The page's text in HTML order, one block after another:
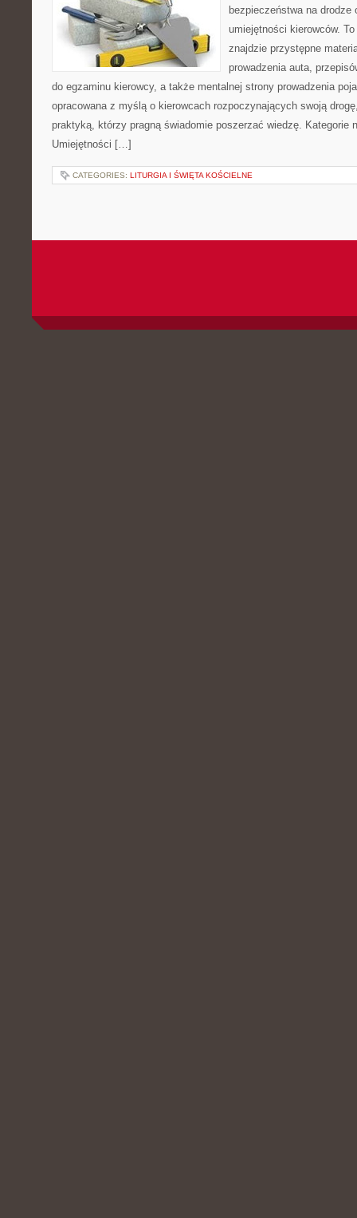
bezpieczeństwa na drodze
umiejętności kierowców.
znajdzie przystępne
prowadzenia auta,
do egzaminu kierowcy, a także mentalnej strony prowadzenia
opracowana z myślą o kierowcach rozpoczynających swoją
praktyką, którzy pragną świadomie poszerzać wiedzę. Kategorie
Umiejętności […]
CATEGORIES: LITURGIA I ŚWIĘTA KOŚCIELNE